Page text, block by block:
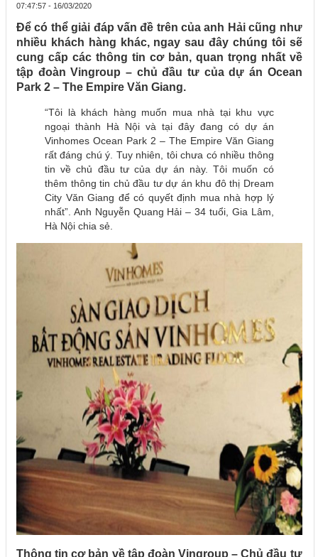
07:47:57 - 16/03/2020
Để có thể giải đáp vấn đề trên của anh Hải cũng như
nhiều khách hàng khác, ngay sau đây chúng tôi sẽ
cung cấp các thông tin cơ bản, quan trọng nhất về
tập đoàn Vingroup – chủ đầu tư của dự án Ocean
Park 2 – The Empire Văn Giang.
“Tôi là khách hàng muốn mua nhà tại khu vực
ngoại thành Hà Nội và tại đây đang có dự án
Vinhomes Ocean Park 2 – The Empire Văn Giang
rất đáng chú ý. Tuy nhiên, tôi chưa có nhiều thông
tin về chủ đầu tư của dự án này. Tôi muốn có
thêm thông tin chủ đầu tư dự án khu đô thị Dream
City Văn Giang để có quyết định mua nhà hợp lý
nhất”. Anh Nguyễn Quang Hải – 34 tuổi, Gia Lâm,
Hà Nội chia sẻ.
Thông tin cơ bản về tập đoàn Vingroup – Chủ đầu tư